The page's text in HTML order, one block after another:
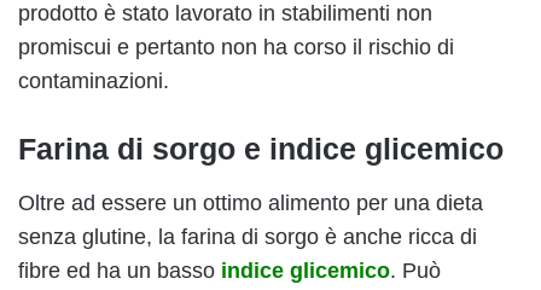
prodotto è stato lavorato in stabilimenti non
promiscui e pertanto non ha corso il rischio di
contaminazioni.
Farina di sorgo e indice glicemico
Oltre ad essere un ottimo alimento per una dieta
senza glutine, la farina di sorgo è anche ricca di
fibre ed ha un basso indice glicemico. Può